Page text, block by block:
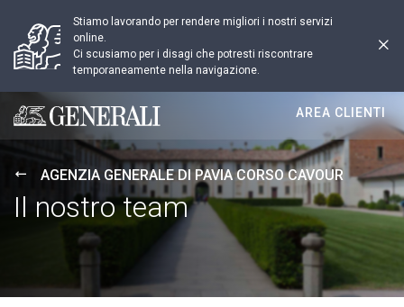
Stiamo lavorando per rendere migliori i nostri servizi
online.
Ci scusiamo per i disagi che potresti riscontrare
temporaneamente nella navigazione.
Generali logo
AREA CLIENTI
AGENZIA GENERALE DI PAVIA CORSO CAVOUR
Il nostro team